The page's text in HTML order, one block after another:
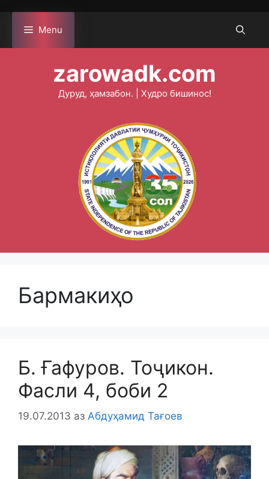
content
Menu
zarowadk.com
Дуруд, ҳамзабон. | Худро бишинос!
Бармакиҳо
Б. Ғафуров. Тоҷикон.
Фасли 4, боби 2
19.07.2013 аз Абдуҳамид Тағоев